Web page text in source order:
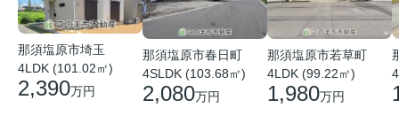
那須塩原市埼玉
4LDK (101.02㎡)
2,390万円
那須塩原市春日町
4SLDK (103.68㎡)
2,080万円
那須塩原市若草町
4LDK (99.22㎡)
1,980万円